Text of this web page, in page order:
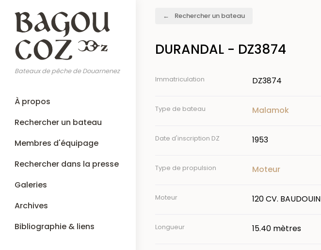
contenu
principal
Bateaux de pêche de Douarnenez
Main
navigation
À propos
Rechercher un bateau
Membres d'équipage
Rechercher dans la presse
Galeries
Archives
Bibliographie & liens
Rechercher un bateau
DURANDAL - DZ3874
Immatriculation DZ3874
Type de bateau Malamok
Date d'inscription DZ 1953
Type de propulsion Moteur
Moteur 120 CV. BAUDOUIN
Longueur 15.40 mètres